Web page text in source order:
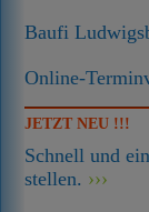
Baufi
Online-
JETZT NEU !!!
Schnell und
stellen.